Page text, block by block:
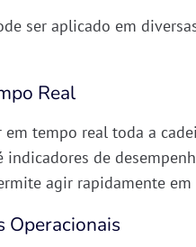
ser aplicado em
Real
em tempo real toda a
indicadores de
agir rapidamente
Operacionais